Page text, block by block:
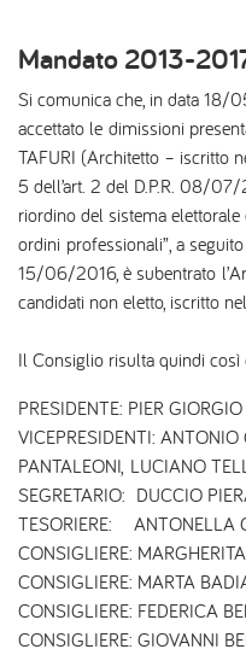
Mandato 2013-
Si comunica che, in data 18/
accettato le dimissioni
TAFURI (Architetto – iscritto
5 dell’art. 2 del D.P.R. 08/
riordino del sistema
ordini professionali”, a
15/06/2016, è subentrato
candidati non eletto, iscritto
Il Consiglio risulta quindi così
PRESIDENTE: PIER
VICEPRESIDENTI:
PANTALEONI, LUCIANO
SEGRETARIO: DUCCIO
TESORIERE: ANTONELLA
CONSIGLIERE:
CONSIGLIERE: MARTA
CONSIGLIERE: FEDERICA
CONSIGLIERE: GIOVANNI